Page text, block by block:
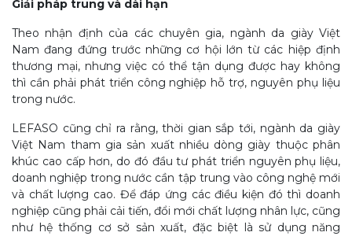
Giải pháp trung và dài hạn
Theo nhận định của các chuyên gia, ngành da giày Việt
Nam đang đứng trước những cơ hội lớn từ các hiệp định
thương mại, nhưng việc có thể tận dụng được hay không
thì cần phải phát triển công nghiệp hỗ trợ, nguyên phụ liệu
trong nước.
LEFASO cũng chỉ ra rằng, thời gian sắp tới, ngành da giày
Việt Nam tham gia sản xuất nhiều dòng giày thuộc phân
khúc cao cấp hơn, do đó đầu tư phát triển nguyên phụ liệu,
doanh nghiệp trong nước cần tập trung vào công nghệ mới
và chất lượng cao. Để đáp ứng các điều kiện đó thì doanh
nghiệp cũng phải cải tiến, đổi mới chất lượng nhân lực, cũng
như hệ thống cơ sở sản xuất, đặc biệt là sử dụng năng